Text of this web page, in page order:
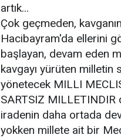
artık...
Çok geçmeden,
Hacibayram'da ellerini
başlayan, devam eden
kavgayı yürüten milletin
yönetecek MILLI
SARTSIZ MILLETINDIR
iradenin daha ortada
yokken millete ait bir